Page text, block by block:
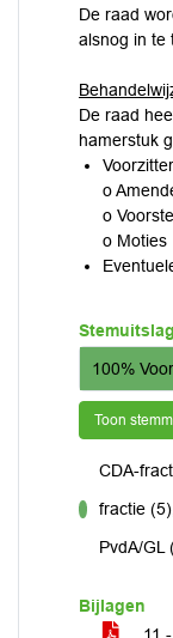
De raad
alsnog in te
De raad
hamerstuk
o
o
o Moties
Stemuitslag
100% Voor
Toon
CDA-
fractie
PvdA/GL
Bijlagen